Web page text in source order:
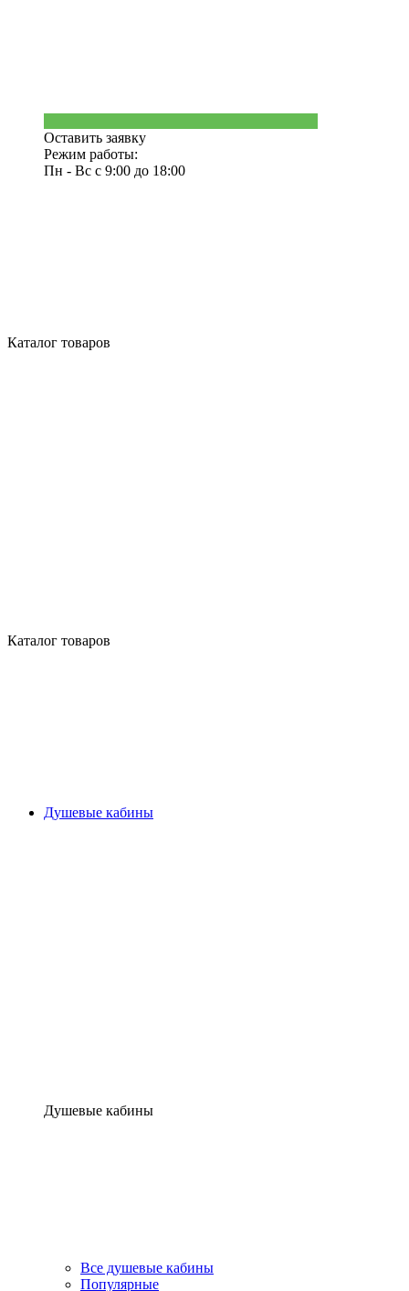
Оставить заявку
Режим работы:
Пн - Вс с 9:00 до 18:00
Каталог товаров
Каталог товаров
Душевые кабины
Душевые кабины
Все душевые кабины
Популярные